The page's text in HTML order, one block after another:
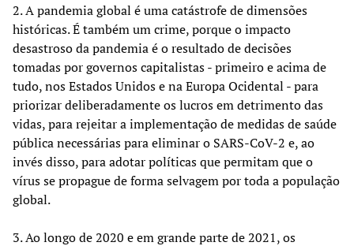
2. A pandemia global é uma catástrofe de dimensões
históricas. É também um crime, porque o impacto
desastroso da pandemia é o resultado de decisões
tomadas por governos capitalistas - primeiro e acima de
tudo, nos Estados Unidos e na Europa Ocidental - para
priorizar deliberadamente os lucros em detrimento das
vidas, para rejeitar a implementação de medidas de saúde
pública necessárias para eliminar o SARS-CoV-2 e, ao
invés disso, para adotar políticas que permitam que o
vírus se propague de forma selvagem por toda a população
global.
3. Ao longo de 2020 e em grande parte de 2021, os